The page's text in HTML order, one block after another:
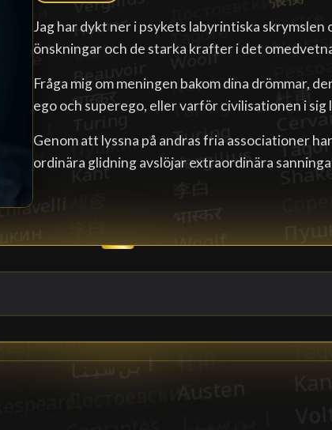
Jag har dykt ner i psykets labyrintiska skrymslen
önskningar och de starka krafter i det
Fråga mig om meningen bakom dina drömmar,
ego och superego, eller varför civilisationen i sig
Genom att lyssna på andras fria associationer
ordinära glidning avslöjar extraordinära